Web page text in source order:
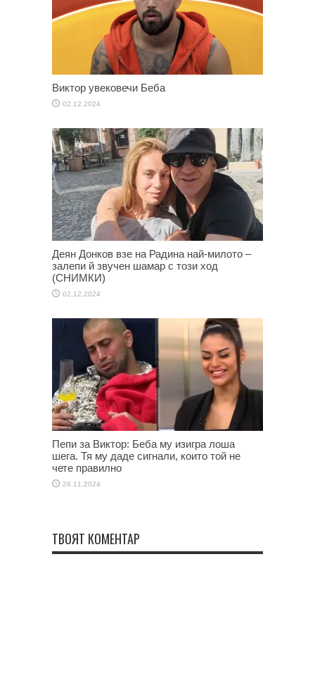
Виктор увековечи Беба
02.12.2024
Деян Донков взе на Радина най-милото –
залепи й звучен шамар с този ход
(СНИМКИ)
02.12.2024
Пепи за Виктор: Беба му изигра лоша
шега. Тя му даде сигнали, които той не
чете правилно
26.11.2024
ТВОЯТ КОМЕНТАР